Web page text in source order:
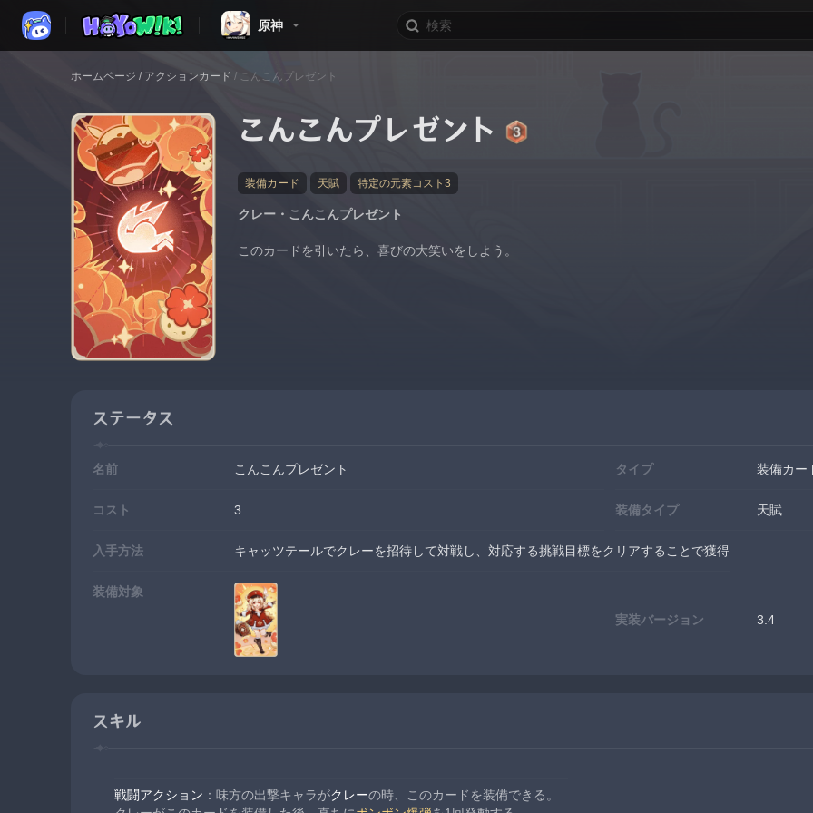
原神
ホームページ / アクションカード / こんこんプレゼント
こんこんプレゼント
装備カード 天賦 特定の元素コスト3
クレー・こんこんプレゼント
このカードを引いたら、喜びの大笑いをしよう。
ステータス
名前 こんこんプレゼント タイプ 装備カー
コスト 3 装備タイプ 天賦
入手方法 キャッツテールでクレーを招待して対戦し、対応する挑戦目標をクリアすることで獲得
装備対象
実装バージョン
3.4
スキル
戦闘アクション ：味方の出撃キャラがクレーの時、このカードを装備できる。